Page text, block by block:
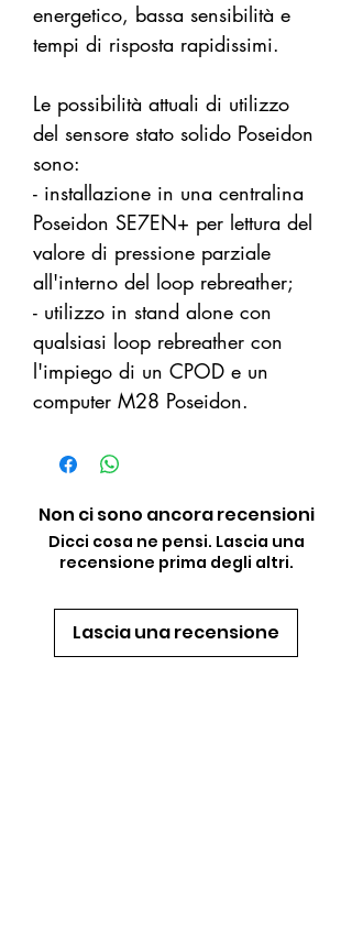
energetico, bassa sensibilità e
tempi di risposta rapidissimi.
Le possibilità attuali di utilizzo
del sensore stato solido Poseidon
sono:
- installazione in una centralina
Poseidon SE7EN+ per lettura del
valore di pressione parziale
all'interno del loop rebreather;
- utilizzo in stand alone con
qualsiasi loop rebreather con
l'impiego di un CPOD e un
computer M28 Poseidon.
Non ci sono ancora recensioni
Dicci cosa ne pensi. Lascia una
recensione prima degli altri.
Lascia una recensione